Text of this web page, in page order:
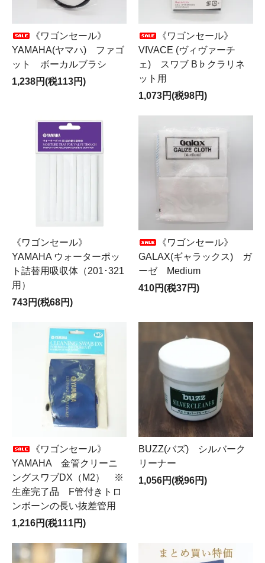
《ワゴンセール》
YAMAHA(ヤマハ) ファゴ
ット ボーカルブラシ
1,238円(税113円)
《ワゴンセール》
VIVACE (ヴィヴァーチ
ェ) スワブ B♭クラリネ
ット用
1,073円(税98円)
《ワゴンセール》
YAMAHA ウォーターポッ
ト詰替用吸収体（201･321
用）
743円(税68円)
《ワゴンセール》
GALAX(ギャラックス) ガ
ーゼ Medium
410円(税37円)
《ワゴンセール》
YAMAHA 金管クリーニ
ングスワブDX（M2） ※
生産完了品 F管付きトロ
ンボーンの長い抜差管用
1,216円(税111円)
BUZZ(バズ) シルバーク
リーナー
1,056円(税96円)